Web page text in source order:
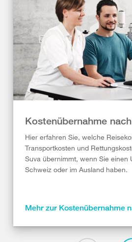
Kostenübernahme
Hier erfahren Sie, welche
Transportkosten und
Suva übernimmt, wenn Sie einen
Schweiz oder im Ausland haben.
Mehr zur Kostenübernahme